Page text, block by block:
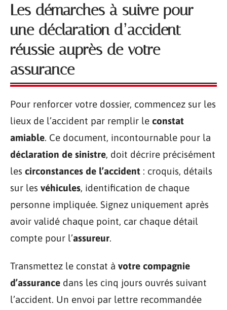
Les démarches à suivre pour
une déclaration d’accident
réussie auprès de votre
assurance
Pour renforcer votre dossier, commencez sur les
lieux de l’accident par remplir le constat
amiable. Ce document, incontournable pour la
déclaration de sinistre, doit décrire précisément
les circonstances de l’accident : croquis, détails
sur les véhicules, identification de chaque
personne impliquée. Signez uniquement après
avoir validé chaque point, car chaque détail
compte pour l’assureur.
Transmettez le constat à votre compagnie
d’assurance dans les cinq jours ouvrés suivant
l’accident. Un envoi par lettre recommandée